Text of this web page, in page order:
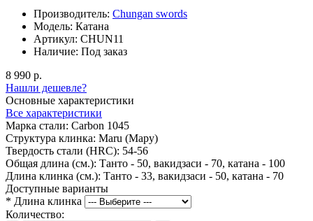
Производитель: Chungan swords
Модель: Катана
Артикул: CHUN11
Наличие: Под заказ
8 990 р.
Нашли дешевле?
Основные характеристики
Все характеристики
Марка стали: Carbon 1045
Структура клинка: Maru (Мару)
Твердость стали (HRC): 54-56
Общая длина (см.): Танто - 50, вакидзаси - 70, катана - 100
Длина клинка (см.): Танто - 33, вакидзаси - 50, катана - 70
Доступные варианты
* Длина клинка
Количество: